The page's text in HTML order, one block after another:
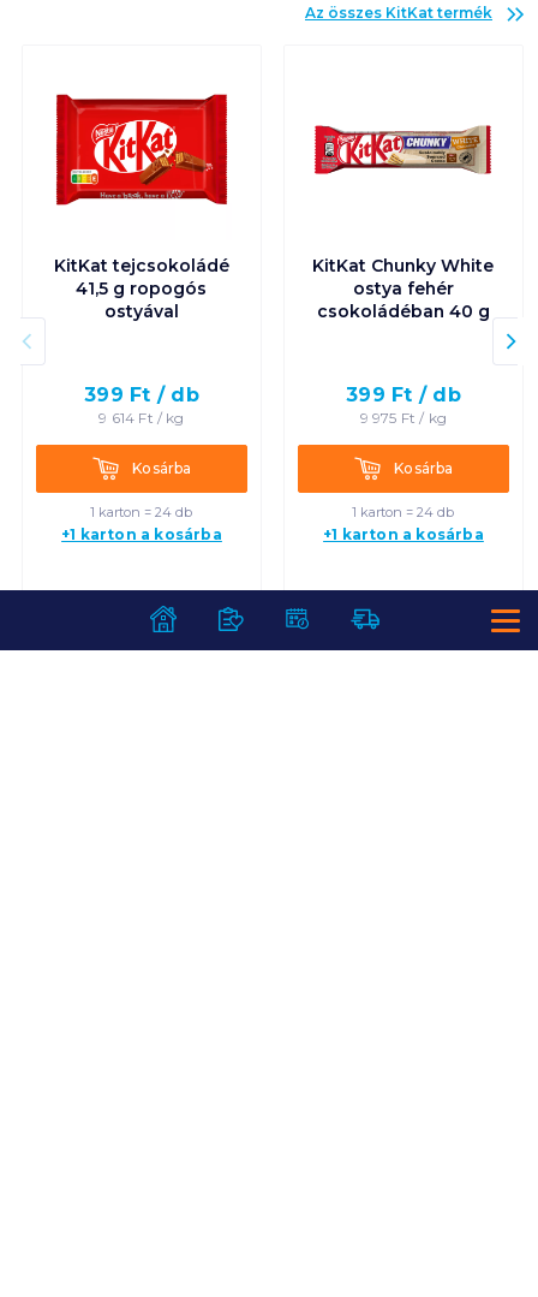
Az összes KitKat termék
KitKat tejcsokoládé
41,5 g ropogós
ostyával
399 Ft / db
9 614 Ft / kg
KosárbaKosárba
1 karton = 24 db
+1 karton a kosárba
KitKat Chunky White
ostya fehér
csokoládéban 40 g
399 Ft / db
9 975 Ft / kg
KosárbaKosárba
1 karton = 24 db
+1 karton a kosárba